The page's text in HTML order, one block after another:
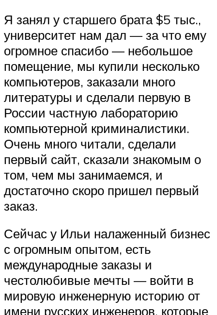
Я занял у старшего брата $5 тыс.,
университет нам дал — за что ему
огромное спасибо — небольшое
помещение, мы купили несколько
компьютеров, заказали много
литературы и сделали первую в
России частную лабораторию
компьютерной криминалистики.
Очень много читали, сделали
первый сайт, сказали знакомым о
том, чем мы занимаемся, и
достаточно скоро пришел первый
заказ.
Сейчас у Ильи налаженный бизнес
с огромным опытом, есть
международные заказы и
честолюбивые мечты — войти в
мировую инженерную историю от
имени русских инженеров, которые